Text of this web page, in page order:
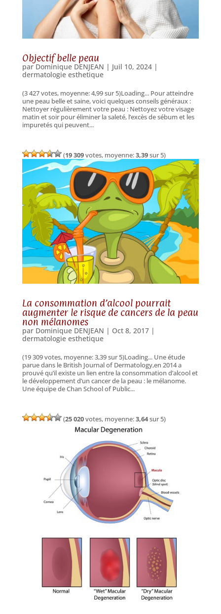
Objectif belle peau
parDominique DENJEAN | Juil 10, 2024|
dermatologie esthetique
(3 427 votes, moyenne: 4,99 sur 5)Loading... Pour atteindre
une peau belle et saine, voici quelques conseils généraux :
Nettoyer régulièrement votre peau : Nettoyez votre visage
matin et soir pour éliminer la saleté, l’excès de sébum et les
impuretés qui peuvent...
(19 309votes, moyenne:3,39sur 5)
La consommation d’alcool pourrait
augmenter le risque de cancers de la peau
non mélanomes
par Dominique DENJEAN | Oct 8, 2017|
dermatologie esthetique
(19 309 votes, moyenne: 3,39 sur 5)Loading... Une étude
parue dans le British Journal of Dermatology,en 2014 a
prouvé qu’il existe un lien entre la consommation d’alcool et
le développement d’un cancer de la peau : le mélanome.
Une équipe de Chan School of Public...
(25 020votes, moyenne:3,64sur 5)